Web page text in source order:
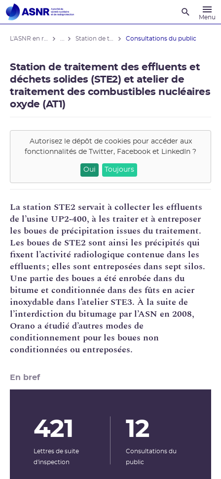
Menu
Consultations du public
Station de traitement des effluents et
déchets solides (STE2) et atelier de
traitement des combustibles nucléaires
oxyde (AT1)
Autorisez le dépôt de cookies pour accéder aux
fonctionnalités de Twitter, Facebook et LinkedIn ?
Oui Toujours
La station STE2 servait à collecter les effluents
de l’usine UP2‑400, à les traiter et à entreposer
les boues de précipitation issues du traitement.
Les boues de STE2 sont ainsi les précipités qui
fixent l’activité radiologique contenue dans les
effluents ; elles sont entreposées dans sept silos.
Une partie des boues a été enrobée dans du
bitume et conditionnée dans des fûts en acier
inoxydable dans l’atelier STE3. À la suite de
l’interdiction du bitumage par l’ASN en 2008,
Orano a étudié d’autres modes de
conditionnement pour les boues non
conditionnées ou entreposées.
En bref
421
Lettres de suite
d'inspection
12
Consultations du
public